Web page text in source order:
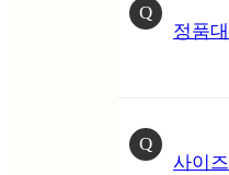
Q
정품
Q
사이